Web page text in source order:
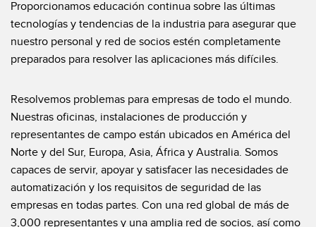
Sensores de Temperatura
Matrices de Detección y Sensores de Haz Ancho
Sensores de Monitoreo de Condiciones
Sensor de Vibración
ACCESORIOS
ACCESORIOS
ENLACES RELACIONADOS
Lavado a Presión
Proporcionamos educación continua sobre las últimas
tecnologías y tendencias de la industria para asegurar que
nuestro personal y red de socios estén completamente
preparados para resolver las aplicaciones más difíciles.
Resolvemos problemas para empresas de todo el mundo.
Nuestras oficinas, instalaciones de producción y
representantes de campo están ubicados en América del
Norte y del Sur, Europa, Asia, África y Australia. Somos
capaces de servir, apoyar y satisfacer las necesidades de
automatización y los requisitos de seguridad de las
empresas en todas partes. Con una red global de más de
3,000 representantes y una amplia red de socios, así como